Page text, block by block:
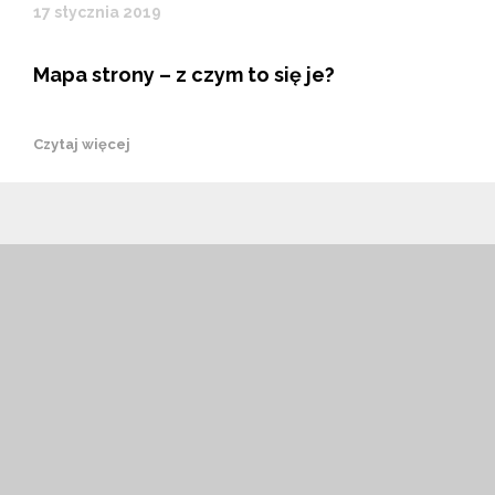
17 stycznia 2019
Mapa strony – z czym to się je?
Czytaj więcej